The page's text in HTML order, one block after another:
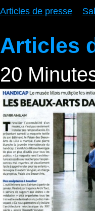
Articles de presse
Articles
20